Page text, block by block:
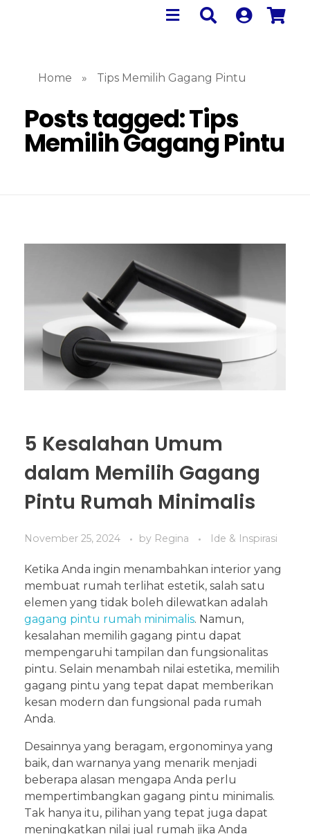
Home » Tips Memilih Gagang Pintu
Posts tagged: Tips
Memilih Gagang Pintu
5 Kesalahan Umum
dalam Memilih Gagang
Pintu Rumah Minimalis
November 25, 2024 by Regina Ide & Inspirasi
Ketika Anda ingin menambahkan interior yang
membuat rumah terlihat estetik, salah satu
elemen yang tidak boleh dilewatkan adalah
gagang pintu rumah minimalis. Namun,
kesalahan memilih gagang pintu dapat
mempengaruhi tampilan dan fungsionalitas
pintu. Selain menambah nilai estetika, memilih
gagang pintu yang tepat dapat memberikan
kesan modern dan fungsional pada rumah
Anda.
Desainnya yang beragam, ergonominya yang
baik, dan warnanya yang menarik menjadi
beberapa alasan mengapa Anda perlu
mempertimbangkan gagang pintu minimalis.
Tak hanya itu, pilihan yang tepat juga dapat
meningkatkan nilai jual rumah jika Anda